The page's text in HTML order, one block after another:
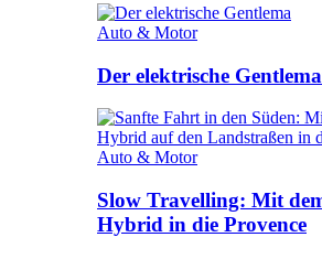
Auto & Motor
Der elektrische
Auto & Motor
Slow Travelling: Mit
Hybrid in die Provence